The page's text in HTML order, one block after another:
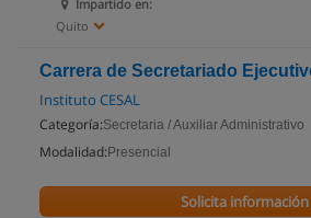
Impartido en:
Quito
Carrera de Secretariado
Instituto CESAL
Categoría:Secretaria / Auxiliar Administrativo
Modalidad: Presencial
Solicita información